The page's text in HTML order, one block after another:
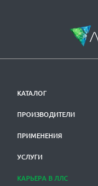
КАТАЛОГ
ПРОИЗВОДИТЕЛИ
ПРИМЕНЕНИЯ
УСЛУГИ
КАРЬЕРА В ЛЛС